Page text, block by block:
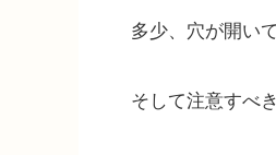
多少、穴が開い
そして注意すべ